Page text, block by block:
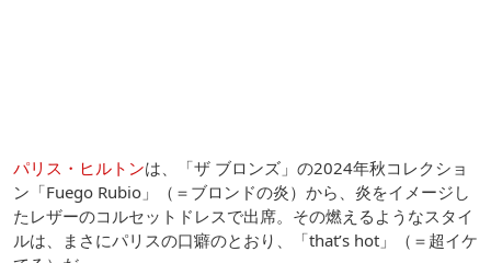
パリス・ヒルトンは、「ザ ブロンズ」の2024年秋コレクショ
ン「Fuego Rubio」（＝ブロンドの炎）から、炎をイメージし
たレザーのコルセットドレスで出席。その燃えるようなスタイ
ルは、まさにパリスの口癖のとおり、「that’s hot」（＝超イケ